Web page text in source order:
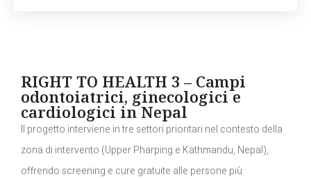
RIGHT TO HEALTH 3 – Campi
odontoiatrici, ginecologici e
cardiologici in Nepal
Il progetto interviene in tre settori prioritari nel contesto della
zona di intervento (Upper Pharping e Kathmandu, Nepal),
offrendo screening e cure gratuite alle persone più